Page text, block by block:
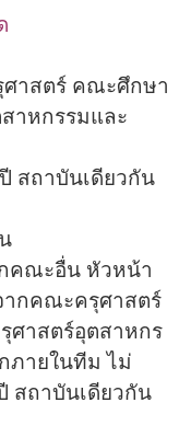
าสตร์ คณะศึกษา
าหกรรมและ
สถาบันเดียวกัน
คณะอื่น หัวหน้า
ากคณะครุศาสตร์
ศาสตร์อุตสาหกร
ภายในทีม ไม่
สถาบันเดียวกัน